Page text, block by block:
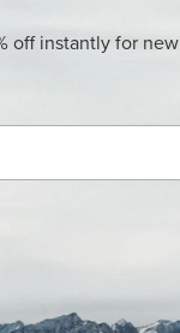
off instantly for new